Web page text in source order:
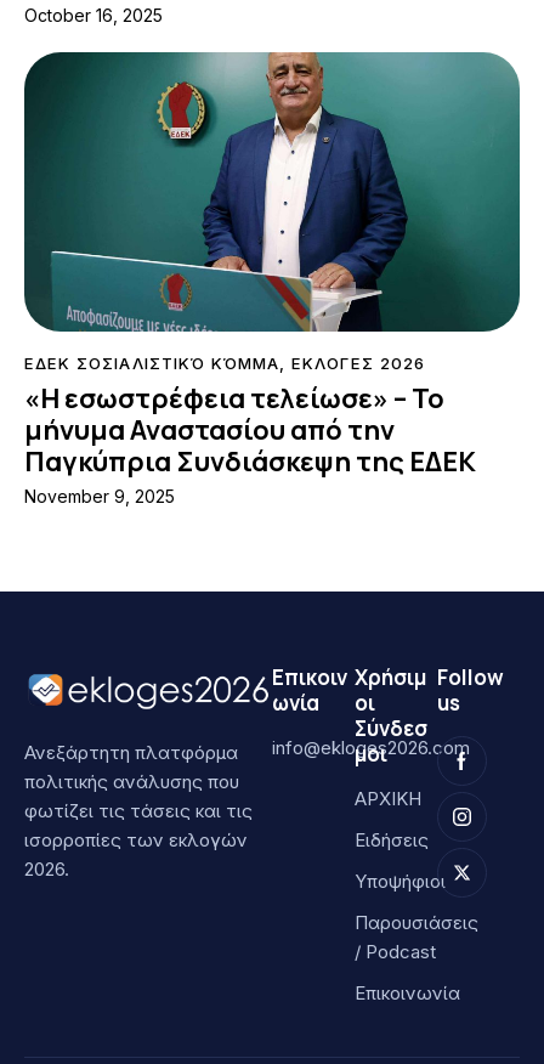
October 16, 2025
ΕΔΕΚ ΣΟΣΙΑΛΙΣΤΙΚΌ ΚΌΜΜΑ ,ΕΚΛΟΓΕΣ 2026
«Η εσωστρέφεια τελείωσε» – Το
μήνυμα Αναστασίου από την
Παγκύπρια Συνδιάσκεψη της ΕΔΕΚ
November 9, 2025
Ανεξάρτητη πλατφόρμα
πολιτικής ανάλυσης που
φωτίζει τις τάσεις και τις
ισορροπίες των εκλογών
2026.
Επικοιν
ωνία
info@ekloges2026.com
Χρήσιμ
οι
Σύνδεσ
μοι
ΑΡΧΙΚΗ
Ειδήσεις
Υποψήφιοι
Παρουσιάσεις
/ Podcast
Επικοινωνία
Follow
us